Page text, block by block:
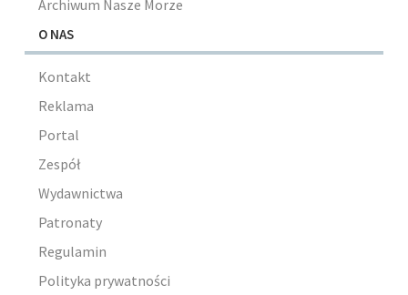
Archiwum Nasze Morze
O NAS
Kontakt
Reklama
Portal
Zespół
Wydawnictwa
Patronaty
Regulamin
Polityka prywatności